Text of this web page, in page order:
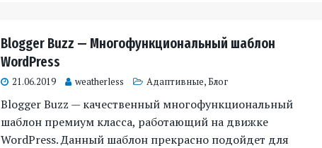
Blogger Buzz — Многофункциональный шаблон
WordPress
21.06.2019 weatherless Адаптивные,Блог
Blogger Buzz — качественный многофункциональный
шаблон премиум класса, работающий на движке
WordPress. Данный шаблон прекрасно подойдет для